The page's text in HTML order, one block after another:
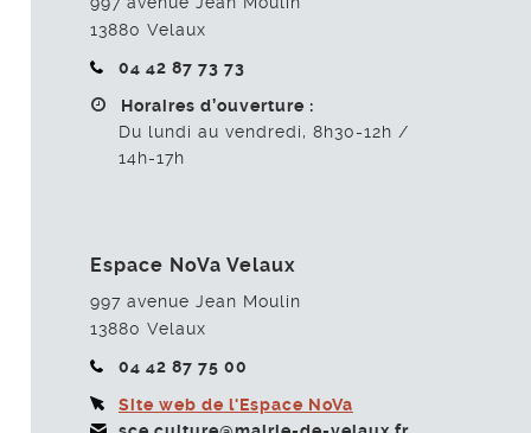
13880 Velaux
04 42 87 73 73
Horaires d’ouverture :
Du lundi au vendredi, 8h30-12h /
14h-17h
Espace NoVa Velaux
997 avenue Jean Moulin
13880 Velaux
04 42 87 75 00
Site web de l'Espace NoVa